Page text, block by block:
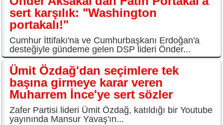
sert karşılık: "Washington
portakalı!"
Cumhur İttifakı'na ve Cumhurbaşkanı Erdoğan'a
desteğiyle gündeme gelen DSP lideri Önder...
Ümit Özdağ'dan seçimlere tek
başına girmeye karar veren
Muharrem İnce'ye sert sözler
Zafer Partisi lideri Ümit Özdağ, katıldığı bir Youtube
yayınında Mansur Yavaş'ın...